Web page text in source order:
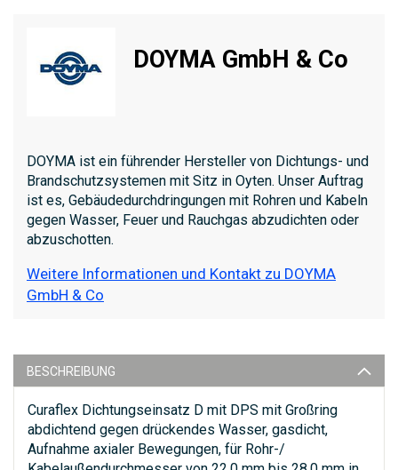
DOYMA GmbH & Co
DOYMA ist ein führender Hersteller von Dichtungs- und
Brandschutzsystemen mit Sitz in Oyten. Unser Auftrag
ist es, Gebäudedurchdringungen mit Rohren und Kabeln
gegen Wasser, Feuer und Rauchgas abzudichten oder
abzuschotten.
Weitere Informationen und Kontakt zu DOYMA
GmbH & Co
BESCHREIBUNG
Curaflex Dichtungseinsatz D mit DPS mit Großring
abdichtend gegen drückendes Wasser, gasdicht,
Aufnahme axialer Bewegungen, für Rohr-/